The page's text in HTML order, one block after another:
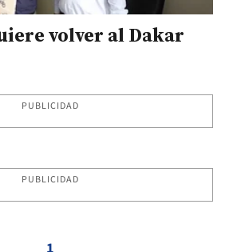
volver al Dakar
PUBLICIDAD
PUBLICIDAD